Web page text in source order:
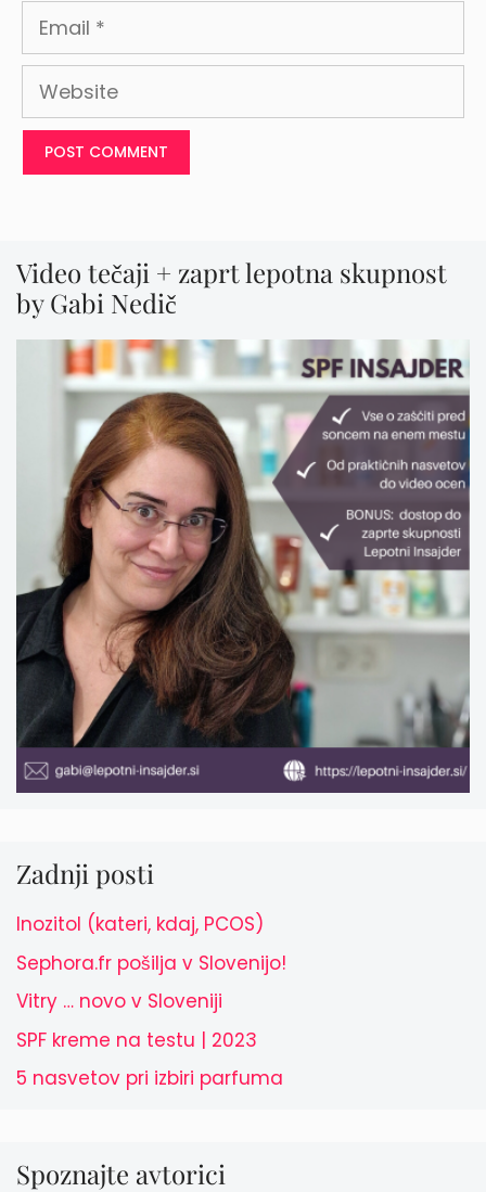
Email
Website
Video tečaji + zaprt lepotna skupnost
by Gabi Nedič
Zadnji posti
Inozitol (kateri, kdaj, PCOS)
Sephora.fr pošilja v Slovenijo!
Vitry … novo v Sloveniji
SPF kreme na testu | 2023
5 nasvetov pri izbiri parfuma
Spoznajte avtorici